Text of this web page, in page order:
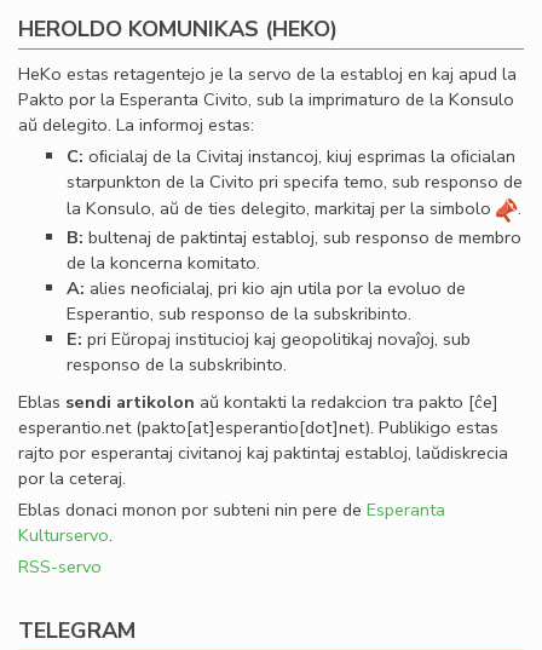
HEROLDO KOMUNIKAS (HEKO)
HeKo estas retagentejo je la servo de la establoj en kaj apud la
Pakto por la Esperanta Civito, sub la imprimaturo de la Konsulo
aŭ delegito. La informoj estas:
C: oﬁcialaj de la Civitaj instancoj, kiuj esprimas la oﬁcialan
starpunkton de la Civito pri specifa temo, sub responso de
la Konsulo, aŭ de ties delegito, markitaj per la simbolo
.
B: bultenaj de paktintaj establoj, sub responso de membro
de la koncerna komitato.
A: alies neoﬁcialaj, pri kio ajn utila por la evoluo de
Esperantio, sub responso de la subskribinto.
E: pri Eŭropaj institucioj kaj geopolitikaj novaĵoj, sub
responso de la subskribinto.
Eblas sendi artikolon aŭ kontakti la redakcion tra pakto [ĉe]
esperantio.net(pakto[at]esperantio[dot]net). Publikigo estas
rajto por esperantaj civitanoj kaj paktintaj establoj, laŭdiskrecia
por la ceteraj.
Eblas donaci monon por subteni nin pere de Esperanta
Kulturservo.
RSS-servo
TELEGRAM